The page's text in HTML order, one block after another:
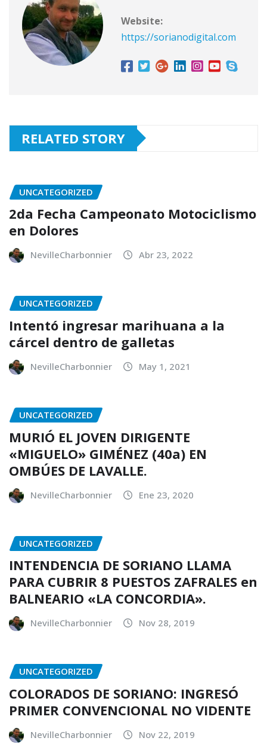
Website:
https://sorianodigital.com
RELATED STORY
UNCATEGORIZED
2da Fecha Campeonato Motociclismo
en Dolores
NevilleCharbonnier Abr 23, 2022
UNCATEGORIZED
Intentó ingresar marihuana a la
cárcel dentro de galletas
NevilleCharbonnier May 1, 2021
UNCATEGORIZED
MURIÓ EL JOVEN DIRIGENTE
«MIGUELO» GIMÉNEZ (40a) EN
OMBÚES DE LAVALLE.
NevilleCharbonnier Ene 23, 2020
UNCATEGORIZED
INTENDENCIA DE SORIANO LLAMA
PARA CUBRIR 8 PUESTOS ZAFRALES en
BALNEARIO «LA CONCORDIA».
NevilleCharbonnier Nov 28, 2019
UNCATEGORIZED
COLORADOS DE SORIANO: INGRESÓ
PRIMER CONVENCIONAL NO VIDENTE
NevilleCharbonnier Nov 22, 2019